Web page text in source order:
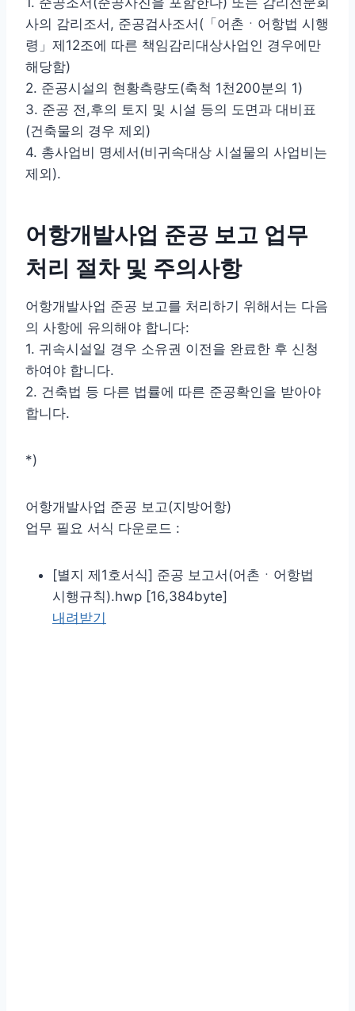
사의 감리조서, 준공검사조서(「어촌ㆍ어항법 시행
령」제12조에 따른 책임감리대상사업인 경우에만
해당함)
2. 준공시설의 현황측량도(축척 1천200분의 1)
3. 준공 전,후의 토지 및 시설 등의 도면과 대비표
(건축물의 경우 제외)
4. 총사업비 명세서(비귀속대상 시설물의 사업비는
제외).
어항개발사업 준공 보고 업무
처리 절차 및 주의사항
어항개발사업 준공 보고를 처리하기 위해서는 다음
의 사항에 유의해야 합니다:
1. 귀속시설일 경우 소유권 이전을 완료한 후 신청
하여야 합니다.
2. 건축법 등 다른 법률에 따른 준공확인을 받아야
합니다.
*)
어항개발사업 준공 보고(지방어항)
업무 필요 서식 다운로드 :
[별지 제1호서식] 준공 보고서(어촌ㆍ어항법
시행규칙).hwp [16,384byte]
내려받기